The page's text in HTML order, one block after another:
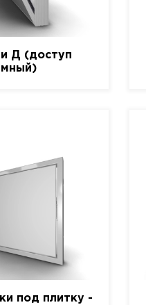
Д (доступ
под плитку -